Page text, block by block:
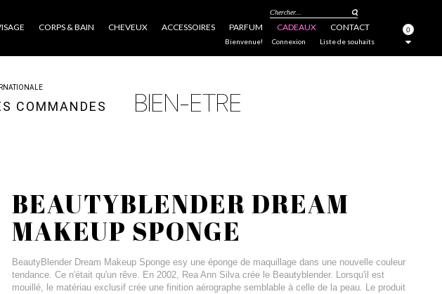
CORPS & BAIN CHEVEUX ACCESSOIRES PARFUM CADEAUX CONTACT
Chercher...
0
Liste de souhaits
Bienvenue! Connexion
COMMANDES
BEAUTYBLENDER DREAM
MAKEUP SPONGE
BeautyBlender Dream Makeup Sponge esy une éponge de maquillage dans une nouvelle couleur
tendance. Ce n'était qu'un rêve. En 2002, Rea Ann Silva crée le Beautyblender. Lorsqu'il est
mouillé, le matériau exclusif crée une finition aérographe semblable à celle de la peau. Le produit